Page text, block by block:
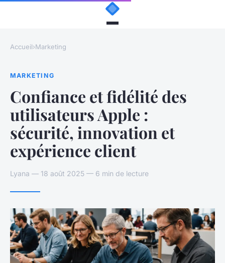
Accueil›Marketing
MARKETING
Confiance et fidélité des
utilisateurs Apple :
sécurité, innovation et
expérience client
Lyana — 18 août 2025 — 6 min de lecture